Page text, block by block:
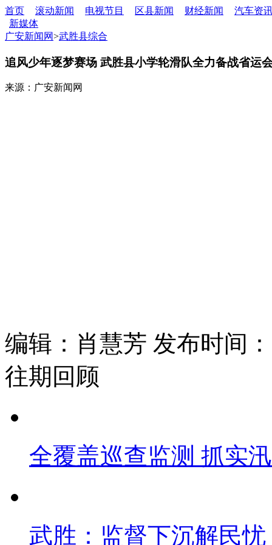
首页 滚动新闻 电视节目 区县新闻 财经新闻
汽车资
新媒体
广安新闻网>武胜县综合
追风少年逐梦赛场 武胜县小学轮滑队全力备战省运
来源：广安新闻网
编辑：肖慧芳 发布时间
往期回顾
全覆盖巡查监测 抓实
武胜：监督下沉解民